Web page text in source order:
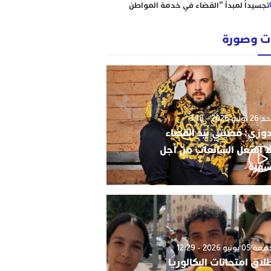
تجسيداً لمبدأ “القضاء في خدمة المواطن
رؤساء ونقباء للمحامين يتضامنون مع الاستاذ
حاجي .
من يحمي وجدة من كارثة عقارية وشيكة؟
أحكام نافذة، رسوم مجمدة، ومشاريع
سكنية مشبوهة تهدد هيبة القانون وأمن
التعمير
وصورة
2026 - 3:18
قضيتي بيد القضاء
أفتعل الشائعات من أجل
يونيو 2026 - 12:29
امتحانات البكالوريا